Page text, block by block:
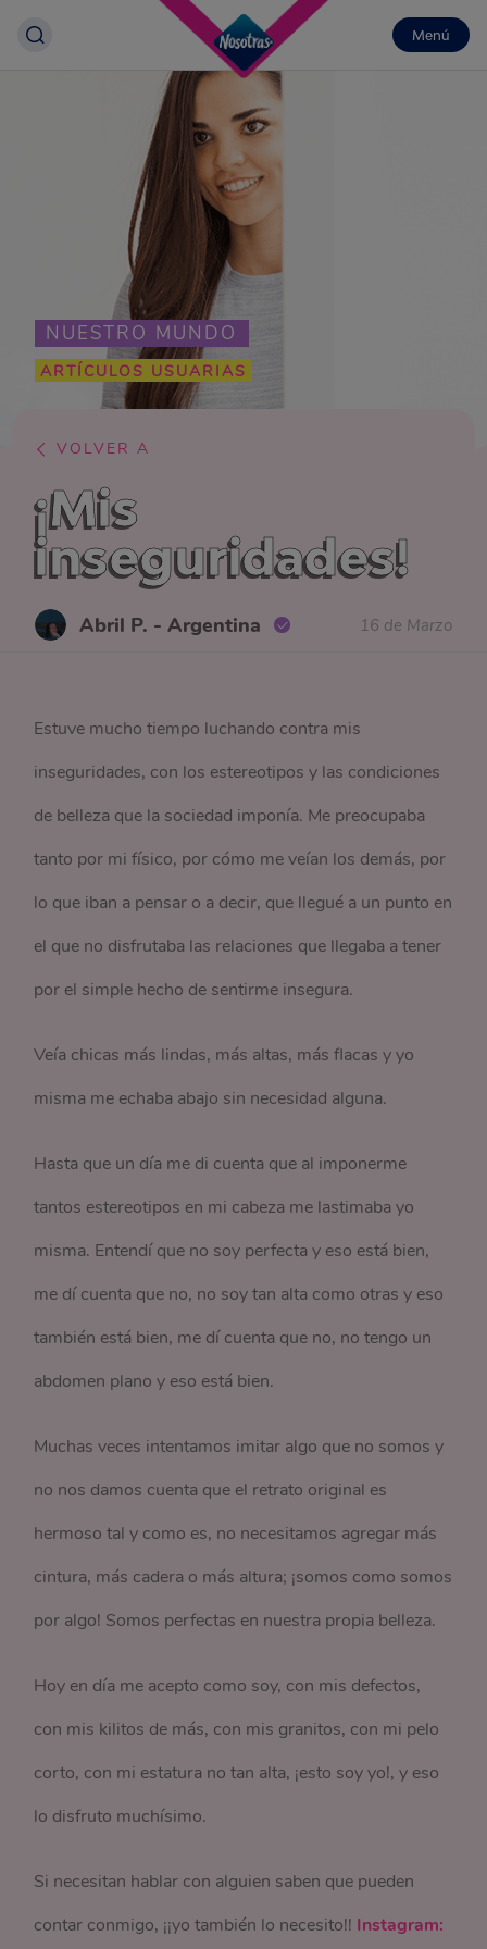
Menú
NUESTRO MUNDO
ARTÍCULOS USUARIAS
VOLVER A
¡Mis
inseguridades!
Abril P. - Argentina 16 de Marzo
Estuve mucho tiempo luchando contra mis
inseguridades, con los estereotipos y las condiciones
de belleza que la sociedad imponía. Me preocupaba
tanto por mi físico, por cómo me veían los demás, por
lo que iban a pensar o a decir, que llegué a un punto en
el que no disfrutaba las relaciones que llegaba a tener
por el simple hecho de sentirme insegura.
Veía chicas más lindas, más altas, más flacas y yo
misma me echaba abajo sin necesidad alguna.
Hasta que un día me di cuenta que al imponerme
tantos estereotipos en mi cabeza me lastimaba yo
misma. Entendí que no soy perfecta y eso está bien,
me dí cuenta que no, no soy tan alta como otras y eso
también está bien, me dí cuenta que no, no tengo un
abdomen plano y eso está bien.
Muchas veces intentamos imitar algo que no somos y
no nos damos cuenta que el retrato original es
hermoso tal y como es, no necesitamos agregar más
cintura, más cadera o más altura; ¡somos como somos
por algo! Somos perfectas en nuestra propia belleza.
Hoy en día me acepto como soy, con mis defectos,
con mis kilitos de más, con mis granitos, con mi pelo
corto, con mi estatura no tan alta, ¡esto soy yo!, y eso
lo disfruto muchísimo.
Si necesitan hablar con alguien saben que pueden
contar conmigo, ¡¡yo también lo necesito!! Instagram: